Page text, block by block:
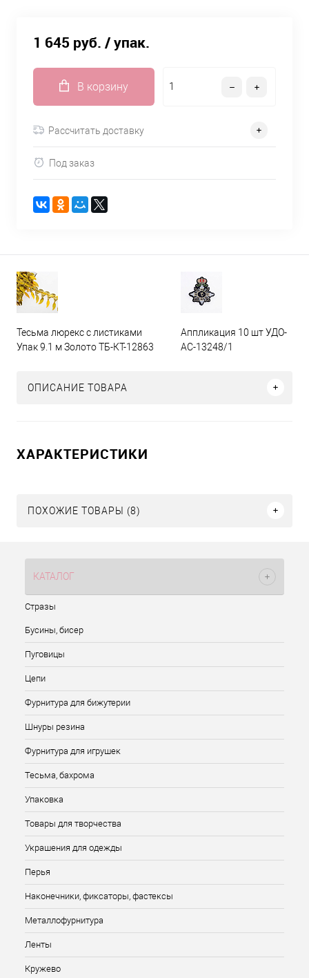
1 645 руб. / упак.
В корзину
Рассчитать доставку
Под заказ
Тесьма люрекс с листиками
Упак 9.1 м Золото ТБ-КТ-12863
Аппликация 10 шт УДО-
АС-13248/1
ОПИСАНИЕ ТОВАРА
ХАРАКТЕРИСТИКИ
ПОХОЖИЕ ТОВАРЫ (8)
КАТАЛОГ
Стразы
Бусины, бисер
Пуговицы
Цепи
Фурнитура для бижутерии
Шнуры резина
Фурнитура для игрушек
Тесьма, бахрома
Упаковка
Товары для творчества
Украшения для одежды
Перья
Наконечники, фиксаторы, фастексы
Металлофурнитура
Ленты
Кружево